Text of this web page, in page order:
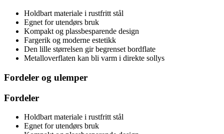
Holdbart materiale i rustfritt stål
Egnet for utendørs bruk
Kompakt og plassbesparende design
Fargerik og moderne estetikk
Den lille størrelsen gir begrenset bordflate
Metalloverflaten kan bli varm i direkte sollys
Fordeler og ulemper
Fordeler
Holdbart materiale i rustfritt stål
Egnet for utendørs bruk